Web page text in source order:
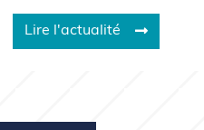
Lire l'actualité